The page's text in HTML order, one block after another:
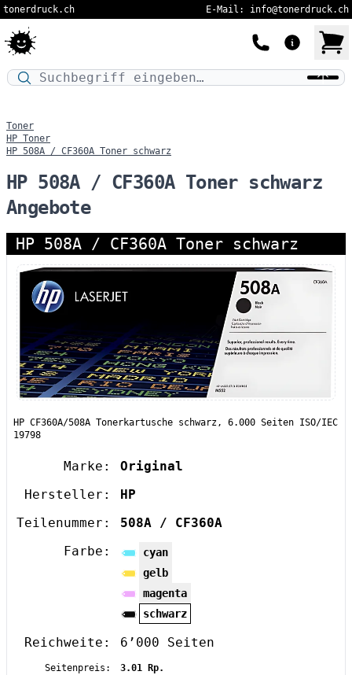
tonerdruck.ch E-Mail: info@tonerdruck.ch
Druckermodell oder Produktnamen eingeben…
Toner
HP Toner
HP 508A / CF360A Toner schwarz
HP 508A / CF360A Toner schwarz
Angebote
HP 508A / CF360A Toner schwarz
HP CF360A/508A Tonerkartusche schwarz, 6.000 Seiten ISO/IEC
19798
Marke:
Original
Hersteller:
HP
Teilenummer:
508A / CF360A
Farbe:
cyan
gelb
magenta
schwarz
Reichweite: 6’000 Seiten
Seitenpreis:
3.01 Rp.